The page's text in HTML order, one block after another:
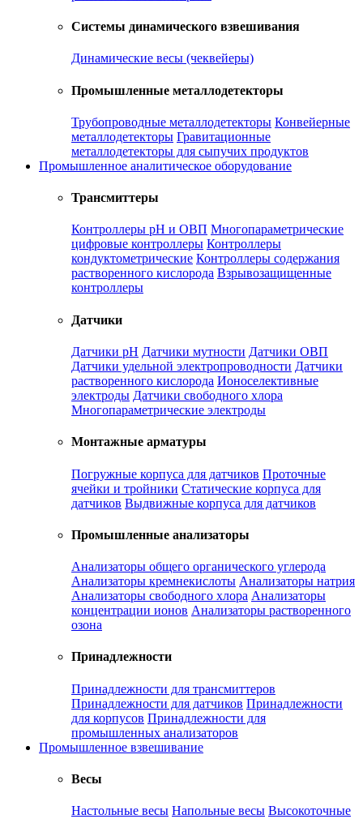
Системы динамического взвешивания
Динамические весы (чеквейеры)
Промышленные металлодетекторы
Трубопроводные металлодетекторы Конвейерные
металлодетекторы Гравитационные
металлодетекторы для сыпучих продуктов
Промышленное аналитическое оборудование
Трансмиттеры
Контроллеры рН и ОВП Многопараметрические
цифровые контроллеры Контроллеры
кондуктометрические Контроллеры содержания
растворенного кислорода Взрывозащищенные
контроллеры
Датчики
Датчики рН Датчики мутности Датчики ОВП
Датчики удельной электропроводности Датчики
растворенного кислорода Ионоселективные
электроды Датчики свободного хлора
Многопараметрические электроды
Монтажные арматуры
Погружные корпуса для датчиков Проточные
ячейки и тройники Статические корпуса для
датчиков Выдвижные корпуса для датчиков
Промышленные анализаторы
Анализаторы общего органического углерода
Анализаторы кремнекислоты Анализаторы натрия
Анализаторы свободного хлора Анализаторы
концентрации ионов Анализаторы растворенного
озона
Принадлежности
Принадлежности для трансмиттеров
Принадлежности для датчиков Принадлежности
для корпусов Принадлежности для
промышленных анализаторов
Промышленное взвешивание
Весы
Настольные весы Напольные весы Высокоточные